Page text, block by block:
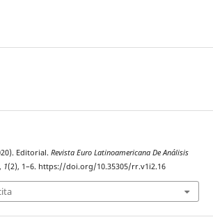
Editorial. Revista Euro Latinoamericana De Análisis
1(2), 1–6. https://doi.org/10.35305/rr.v1i2.16